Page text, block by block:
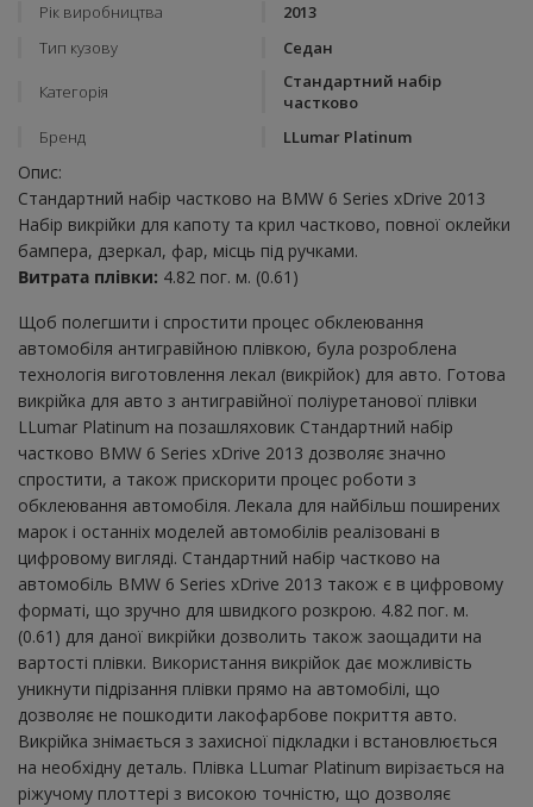
Рік виробництва
2013
Тип кузову
Седан
Категорія
Стандартний набір
частково
Бренд
LLumar Platinum
Опис:
Стандартний набір частково на BMW 6 Series xDrive 2013
Набір викрійки для капоту та крил частково, повної оклейки
бампера, дзеркал, фар, місць під ручками.
Витрата плівки: 4.82 пог. м. (0.61)
Щоб полегшити і спростити процес обклеювання
автомобіля антигравійною плівкою, була розроблена
технологія виготовлення лекал (викрійок) для авто. Готова
викрійка для авто з антигравійної поліуретанової плівки
LLumar Platinum на позашляховик Стандартний набір
частково BMW 6 Series xDrive 2013 дозволяє значно
спростити, а також прискорити процес роботи з
обклеювання автомобіля. Лекала для найбільш поширених
марок і останніх моделей автомобілів реалізовані в
цифровому вигляді. Стандартний набір частково на
автомобіль BMW 6 Series xDrive 2013 також є в цифровому
форматі, що зручно для швидкого розкрою. 4.82 пог. м.
(0.61) для даної викрійки дозволить також заощадити на
вартості плівки. Використання викрійок дає можливість
уникнути підрізання плівки прямо на автомобілі, що
дозволяє не пошкодити лакофарбове покриття авто.
Викрійка знімається з захисної підкладки і встановлюється
на необхідну деталь. Плівка LLumar Platinum вирізається на
ріжучому плоттері з високою точністю, що дозволяє